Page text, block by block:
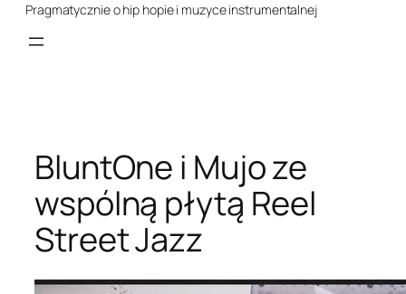
Pragmatycznie o hip hopie i muzyce instrumentalnej
BluntOne i Mujo ze
wspólną płytą Reel
Street Jazz